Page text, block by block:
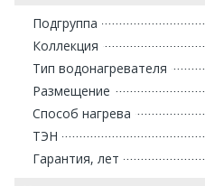
Подгруппа
Коллекция
Тип водонагревателя
Размещение
Способ нагрева
ТЭН
Гарантия, лет